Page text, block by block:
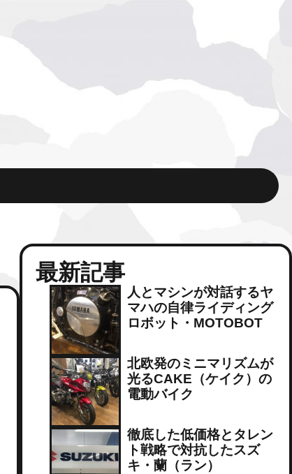
最新記事
人とマシンが対話するヤ
マハの自律ライディング
ロボット・MOTOBOT
北欧発のミニマリズムが
光るCAKE（ケイク）の
電動バイク
徹底した低価格とタレン
ト戦略で対抗したスズ
キ・蘭（ラン）